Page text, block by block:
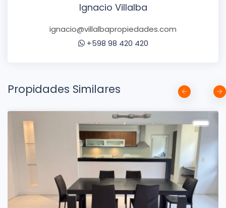
Ignacio Villalba
ignacio@villalbapropiedades.com
+598 98 420 420
Propidades Similares